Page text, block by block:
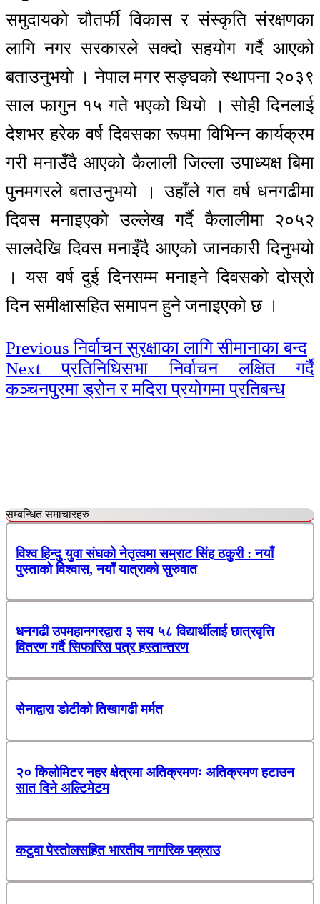
समुदायको चौतर्फी विकास र संस्कृति संरक्षणका
लागि नगर सरकारले सक्दो सहयोग गर्दै आएको
बताउनुभयो । नेपाल मगर सङ्घको स्थापना २०३९
साल फागुन १५ गते भएको थियो । सोही दिनलाई
देशभर हरेक वर्ष दिवसका रूपमा विभिन्न कार्यक्रम
गरी मनाउँदै आएको कैलाली जिल्ला उपाध्यक्ष बिमा
पुनमगरले बताउनुभयो । उहाँले गत वर्ष धनगढीमा
दिवस मनाइएको उल्लेख गर्दै कैलालीमा २०५२
सालदेखि दिवस मनाइँदै आएको जानकारी दिनुभयो
। यस वर्ष दुई दिनसम्म मनाइने दिवसको दोस्रो
दिन समीक्षासहित समापन हुने जनाइएको छ ।
Continue
Reading
Previous निर्वाचन सुरक्षाका लागि सीमानाका बन्द
Next प्रतिनिधिसभा निर्वाचन लक्षित गर्दै
कञ्चनपुरमा ड्रोन र मदिरा प्रयोगमा प्रतिबन्ध
सम्बन्धित समाचारहरु
विश्व हिन्दु युवा संघको नेतृत्वमा सम्राट सिंह ठकुरी : नयाँ
पुस्ताको विश्वास, नयाँ यात्राको सुरुवात
धनगढी उपमहानगरद्वारा ३ सय ५८ विद्यार्थीलाई छात्रवृत्ति
वितरण गर्दै सिफारिस पत्र हस्तान्तरण
सेनाद्वारा डोटीको तिखागढी मर्मत
२० किलोमिटर नहर क्षेत्रमा अतिक्रमणः अतिक्रमण हटाउन
सात दिने अल्टिमेटम
कटुवा पेस्तोलसहित भारतीय नागरिक पक्राउ